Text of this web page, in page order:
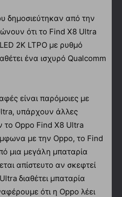
δημοσιεύτηκαν από την
ότι το Find X8 Ultra
2K LTPO με ρυθμό
ένα ισχυρό Qualcomm
είναι παρόμοιες με
υπάρχουν άλλες
το Oppo Find X8 Ultra
με την Oppo, το Find
μια μεγάλη μπαταρία
απίστευτο αν σκεφτεί
διαθέτει μπαταρία
ότι η Oppo λέει